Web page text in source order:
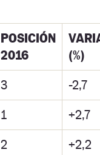
POSICIÓN
2016
(%)
3 -2,7
1 +2,7
2 +2,2